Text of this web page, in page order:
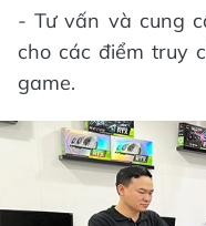
- Tư vấn và cung
cho các điểm truy
game.